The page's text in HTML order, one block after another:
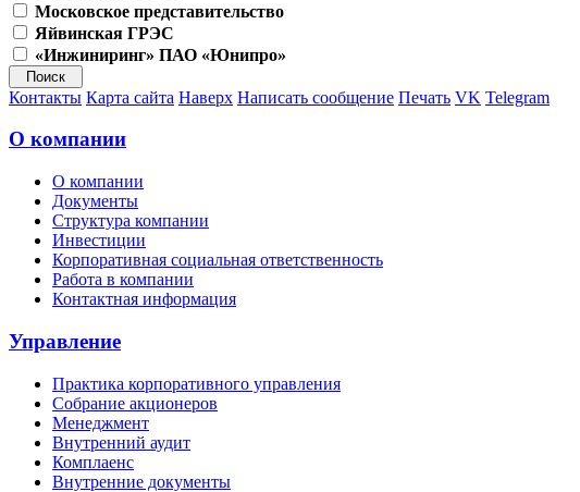
Московское представительство
Яйвинская ГРЭС
«Инжиниринг» ПАО «Юнипро»
Контакты Карта сайта Наверх Написать сообщение Печать VK Telegram
О компании
О компании
Документы
Структура компании
Инвестиции
Корпоративная социальная ответственность
Работа в компании
Контактная информация
Управление
Практика корпоративного управления
Собрание акционеров
Менеджмент
Внутренний аудит
Комплаенс
Внутренние документы